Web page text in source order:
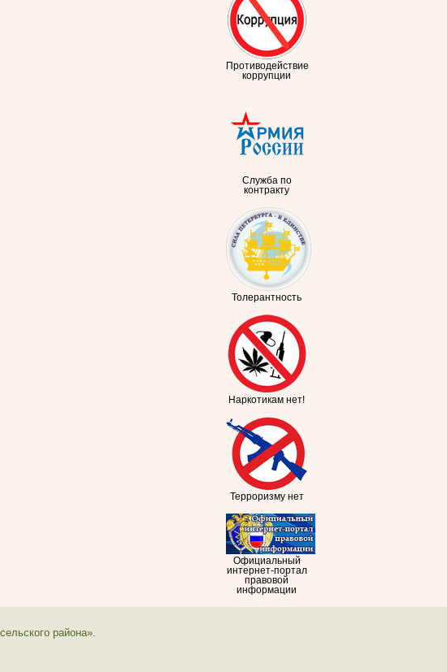
Противодействие
коррупции
Служба по
контракту
Толерантность
Наркотикам нет!
Терроризму нет
Официальный
интернет-портал
правовой
информации
района».